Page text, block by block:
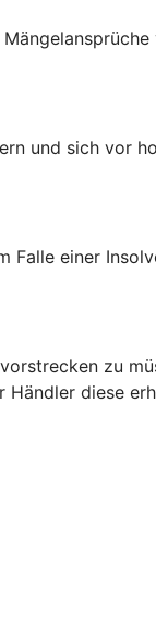
und sich vor
Falle einer
zu
diese